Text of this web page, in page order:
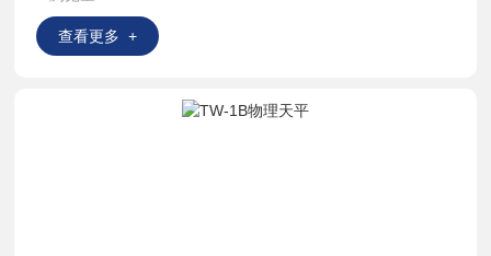
查看更多 +